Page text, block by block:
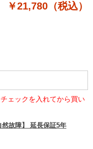
￥21,780（税込）
ェックを入れてから買い
故障】 延長保証5年